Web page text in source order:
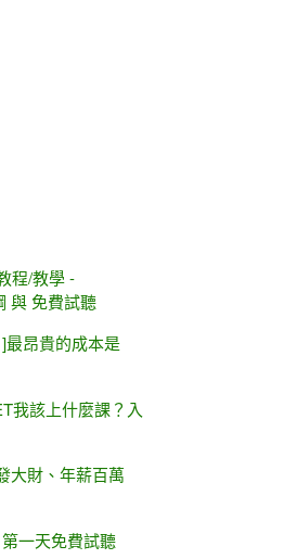
程/教學 -
與 免費試聽
最昂貴的成本是
我該上什麼課？入
大財、年薪百萬
一天免費試聽